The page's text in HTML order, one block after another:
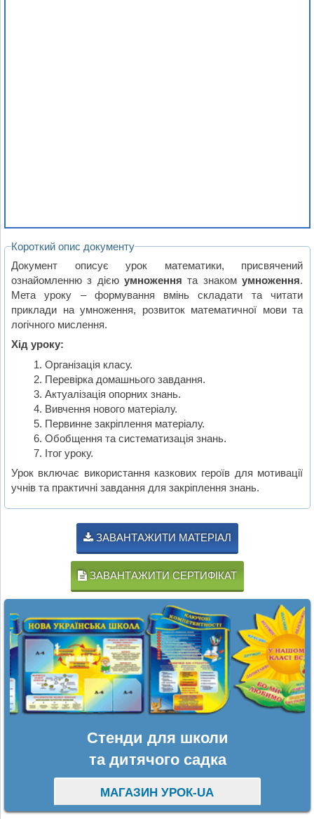
Короткий опис документу
Документ описує урок математики, присвячений
ознайомленню з дієюумноження та знакомумноження.
Мета уроку – формування вмінь складати та читати
приклади на умноження, розвиток математичної мови та
логічного мислення.
Хід уроку:
Організація класу.
Перевірка домашнього завдання.
Актуалізація опорних знань.
Вивчення нового матеріалу.
Первинне закріплення матеріалу.
Обобщення та систематизація знань.
Ітог уроку.
Урок включає використання казкових героїв для мотивації
учнів та практичні завдання для закріплення знань.
ЗАВАНТАЖИТИ МАТЕРІАЛ
ЗАВАНТАЖИТИ СЕРТИФІКАТ
Стенди для школи
та дитячого садка
МАГАЗИН УРОК-UA